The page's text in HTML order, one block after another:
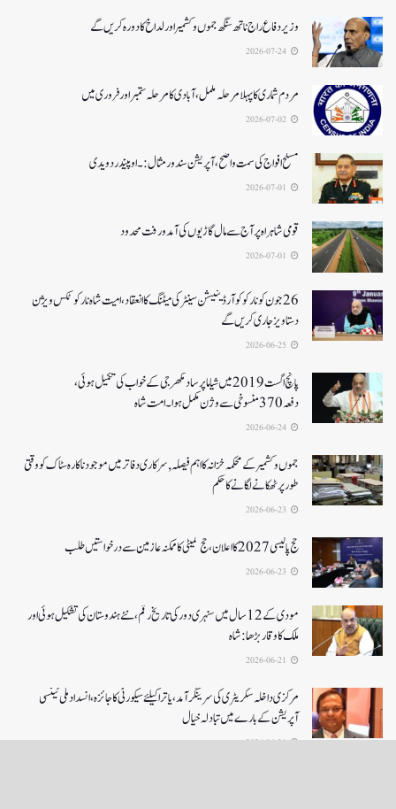
وزیر دفاع راج ناتھ سنگھ جموں و کشمیر اور لداخ کا دورہ کریں گے
مردم شماری کا پہلا مرحلہ مکمل،آبادی کا مرحلہ ستمبر اور فروری میں
مسلح افواج کی سمت واضح، آپریشن سندورمثال:۔ اوپیندر دویدی
قومی شاہراہ پر آج سے مال گاڑیوں کی آمدورفت محدود
26جون کونارکو کوآرڈینیشن سینٹر کی میٹنگ کا انعقاد، امیت شاہ نارکوٹکس ویژن
دستاویز جاری کریں گے
پانچ اگست 2019میں شیاما پر ساد مکھرجی کے خواب کی تکمیل ہوئی،
دفعہ 370منسوخی سے وژن مکمل ہوا۔ امت شاہ
جموں و کشمیر کے محکمہ خزانہ کا اہم فیصلہ , سرکاری دفاتر میں موجود ناکارہ سٹاک کو وقتی
طور پر ٹھکانے لگانے کا حکم
حج پالیسی 2027کا اعلان ،حج کمیٹی کا ممکنہ عازمین سے درخواستیں طلب
مودی کے 12 سال میں سنہری دور کی تاریخ رقم ، نئے ہندوستان کی تشکیل ہوئی اور
ملک کا وقار بڑھا: شاہ
مرکزی داخلہ سکریٹری کی سرینگر آمد ،یاترا کیلئے سیکورٹی کا جائزہ ،انسداد ملی ٹینسی
آپریشن کے بارے میں تبادلہ خیال
2026-06-21